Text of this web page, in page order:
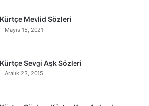
Kürtçe Mevlid Sözleri
Mayıs 15, 2021
Kürtçe Sevgi Aşk Sözleri
Aralık 23, 2015